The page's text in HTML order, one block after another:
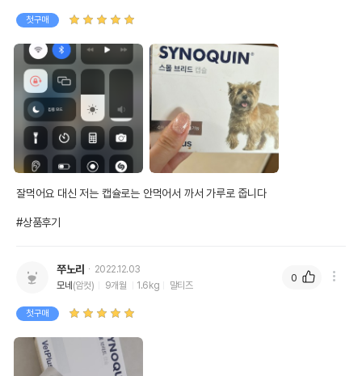
첫구매
잘먹어요 대신 저는 캡슐로는 안먹어서 까서 가루로 줍니다
#상품후기
쭈노리
2022.12.03
모네 (암컷) 9개월 1.6kg 말티즈
첫구매
0